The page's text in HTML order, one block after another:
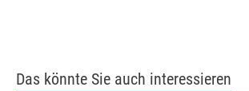
Das könnte Sie auch interessieren